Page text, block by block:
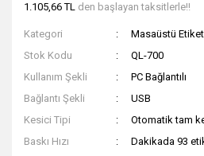
1.105,66 TL den başlayan taksitlerle!!
Kategori
Masaüstü Etiket
Stok Kodu
QL-700
Kullanım Şekli
PC Bağlantılı
Bağlantı Şekli
USB
Kesici Tipi
Otomatik tam
Baskı Hızı
Dakikada 93